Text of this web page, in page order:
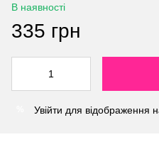
В наявності
335 грн
Увійти для відображення